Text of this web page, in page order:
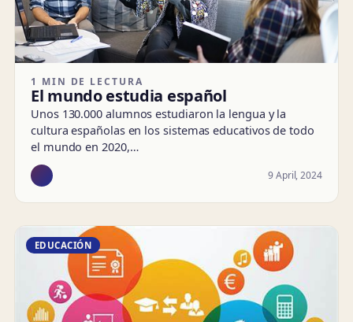
1 MIN DE LECTURA
El mundo estudia español
Unos 130.000 alumnos estudiaron la lengua y la
cultura españolas en los sistemas educativos de todo
el mundo en 2020,…
9 April, 2024
EDUCACIÓN